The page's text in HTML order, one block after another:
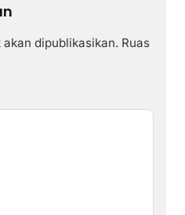
dipublikasikan. Ruas